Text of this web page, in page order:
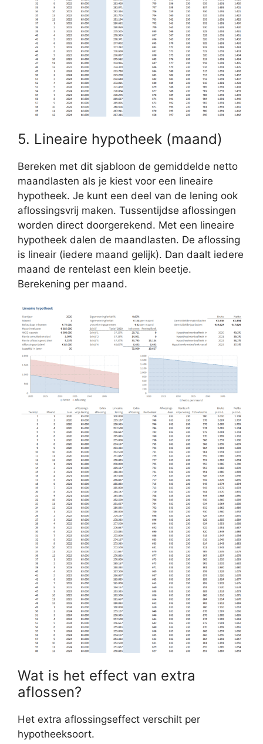
5. Lineaire hypotheek (maand)
Bereken met dit sjabloon de gemiddelde netto
maandlasten als je kiest voor een lineaire
hypotheek. Je kunt een deel van de lening ook
aflossingsvrij maken. Tussentijdse aflossingen
worden direct doorgerekend. Met een lineaire
hypotheek dalen de maandlasten. De aflossing
is lineair (iedere maand gelijk). Dan daalt iedere
maand de rentelast een klein beetje.
Berekening per maand.
Wat is het effect van extra
aflossen?
Het extra aflossingseffect verschilt per
hypotheeksoort.